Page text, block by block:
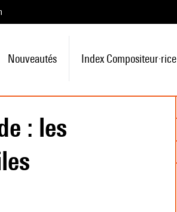
Nouveautés Index Compositeur·rice
: les